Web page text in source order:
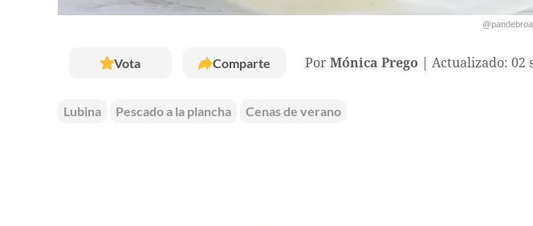
Vota Comparte Por Mónica Prego Actualizado: 02
Lubina Pescado a la plancha Cenas de verano